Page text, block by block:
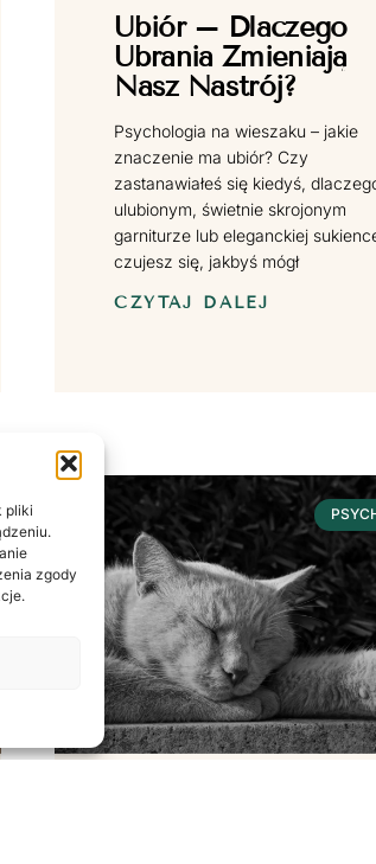
pliki
zgody
Ubiór – Dlaczego
Ubrania Zmieniają
Nasz Nastrój?
Psychologia na wieszaku – jakie
znaczenie ma ubiór? Czy
zastanawiałeś się kiedyś,
ulubionym, świetnie skrojonym
garniturze lub eleganckiej
czujesz się, jakbyś mógł
CZYTAJ DALEJ